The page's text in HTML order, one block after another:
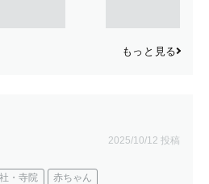
もっと見る
2025/10/12 投稿
・寺院 赤ちゃん